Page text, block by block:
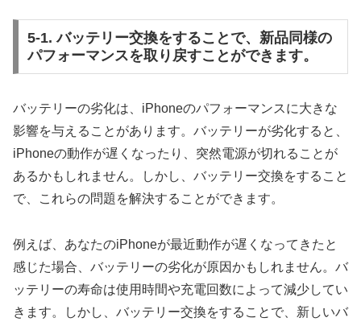
5-1. バッテリー交換をすることで、新品同様の
パフォーマンスを取り戻すことができます。
バッテリーの劣化は、iPhoneのパフォーマンスに大きな
影響を与えることがあります。バッテリーが劣化すると、
iPhoneの動作が遅くなったり、突然電源が切れることが
あるかもしれません。しかし、バッテリー交換をすること
で、これらの問題を解決することができます。
例えば、あなたのiPhoneが最近動作が遅くなってきたと
感じた場合、バッテリーの劣化が原因かもしれません。バ
ッテリーの寿命は使用時間や充電回数によって減少してい
きます。しかし、バッテリー交換をすることで、新しいバ